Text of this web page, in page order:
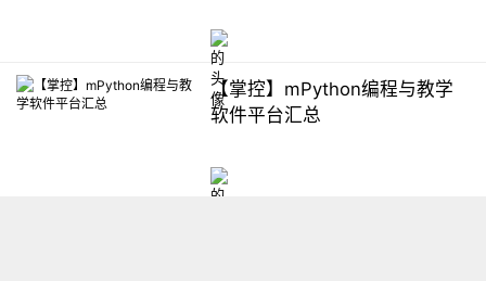
【掌控】mPython编程与教学
软件平台汇总